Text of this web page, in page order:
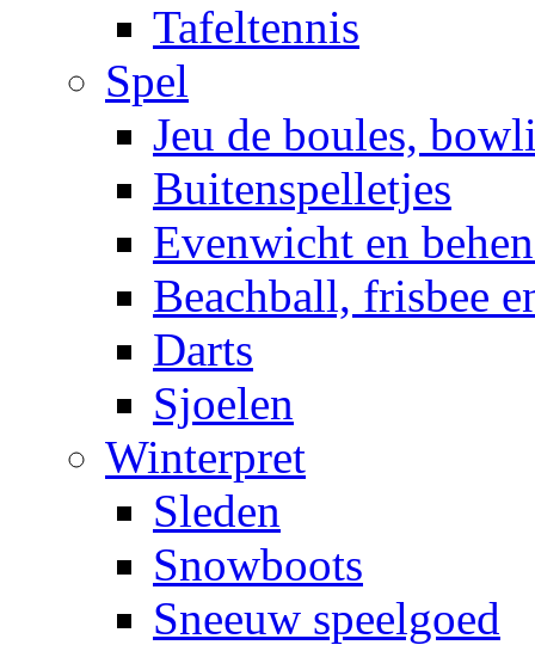
Tafeltennis
Spel
Jeu de boules,
Buitenspelletjes
Evenwicht en
Beachball, frisbee
Darts
Sjoelen
Winterpret
Sleden
Snowboots
Sneeuw speelgoed